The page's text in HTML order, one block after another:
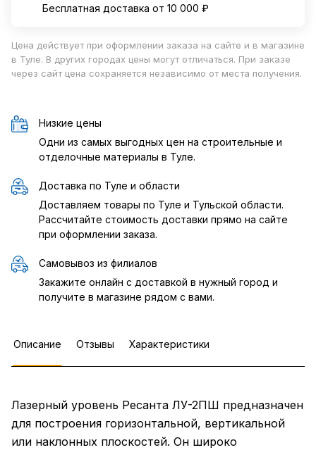
Бесплатная доставка от 10 000 ₽
Цена действует при оформлении заказа на сайте и в магазине
в Туле. В других городах цены могут отличаться. При заказе
через сайт цена сохраняется независимо от места получения.
Низкие цены
Одни из самых выгодных цен на строительные и
отделочные материалы в Туле.
Доставка по Туле и области
Доставляем товары по Туле и Тульской области.
Рассчитайте стоимость доставки прямо на сайте
при оформлении заказа.
Самовывоз из филиалов
Закажите онлайн с доставкой в нужный город и
получите в магазине рядом с вами.
Описание Отзывы Характеристики
Лазерный уровень Ресанта ЛУ-2ПШ предназначен
для построения горизонтальной, вертикальной
или наклонных плоскостей. Он широко